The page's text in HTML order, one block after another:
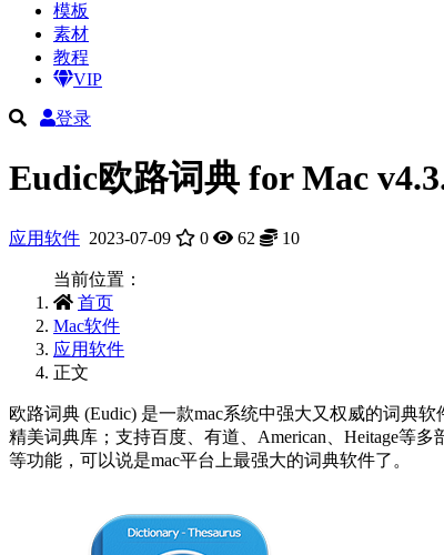
模板
素材
教程
VIP
登录
Eudic欧路词典 for Mac
应用软件 2023-07-09 0 62 10
当前位置：
首页
Mac软件
应用软件
正文
欧路词典 (Eudic) 是一款mac系统中强大又权威的词典
精美词典库；支持百度、有道、American、Heitage等
等功能，可以说是mac平台上最强大的词典软件了。